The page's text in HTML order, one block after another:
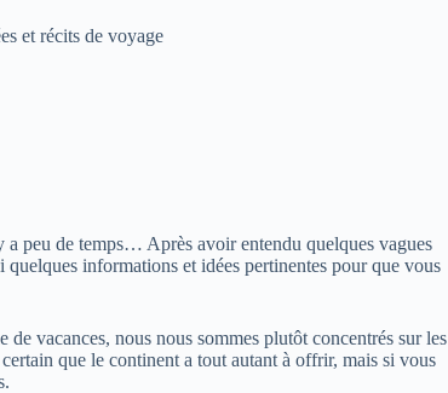
et récits de voyage
peu de temps… Après avoir entendu quelques vagues
quelques informations et idées pertinentes pour que vous
vacances, nous nous sommes plutôt concentrés sur les
que le continent a tout autant à offrir, mais si vous